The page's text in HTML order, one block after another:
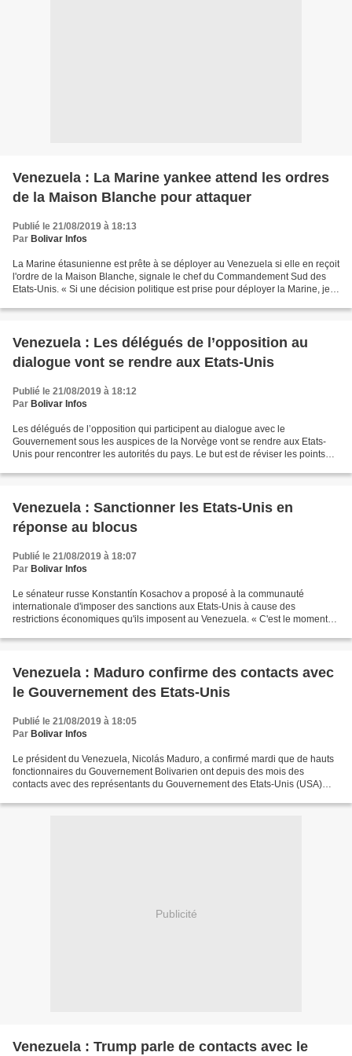
Venezuela : La Marine yankee attend les ordres
de la Maison Blanche pour attaquer
Publié le 21/08/2019 à 18:13
Par Bolivar Infos
La Marine étasunienne est prête à se déployer au Venezuela si elle en reçoit
l'ordre de la Maison Blanche, signale le chef du Commandement Sud des
Etats-Unis. « Si une décision politique est prise pour déployer la Marine, je
Venezuela : Les délégués de l’opposition au
dialogue vont se rendre aux Etats-Unis
Publié le 21/08/2019 à 18:12
Par Bolivar Infos
Les délégués de l’opposition qui participent au dialogue avec le
Gouvernement sous les auspices de la Norvège vont se rendre aux Etats-
Unis pour rencontrer les autorités du pays. Le but est de réviser les points
Venezuela : Sanctionner les Etats-Unis en
réponse au blocus
Publié le 21/08/2019 à 18:07
Par Bolivar Infos
Le sénateur russe Konstantín Kosachov a proposé à la communauté
internationale d'imposer des sanctions aux Etats-Unis à cause des
restrictions économiques qu'ils imposent au Venezuela. « C'est le moment
Venezuela : Maduro confirme des contacts avec
le Gouvernement des Etats-Unis
Publié le 21/08/2019 à 18:05
Par Bolivar Infos
Le président du Venezuela, Nicolás Maduro, a confirmé mardi que de hauts
fonctionnaires du Gouvernement Bolivarien ont depuis des mois des
contacts avec des représentants du Gouvernement des Etats-Unis (USA)
Publicité
Venezuela : Trump parle de contacts avec le